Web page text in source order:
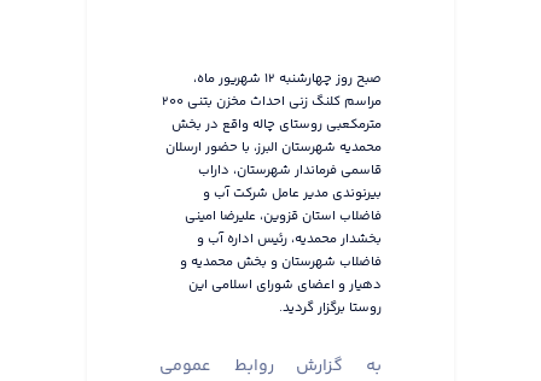
صبح روز چهارشنبه ۱۲ شهریور ماه،
مراسم کلنگ زنی احداث مخزن بتنی ۲۰۰
مترمکعبی روستای چاله واقع در بخش
محمدیه شهرستان البرز، با حضور ارسلان
قاسمی فرماندار شهرستان، داراب
بیرنوندی مدیر عامل شرکت آب و
فاضلاب استان قزوین، علیرضا امینی
بخشدار محمدیه، رئیس اداره آب و
فاضلاب شهرستان و بخش محمدیه و
دهیار و اعضای شورای اسلامی این
روستا برگزار گردید.
به گزارش روابط عمومی